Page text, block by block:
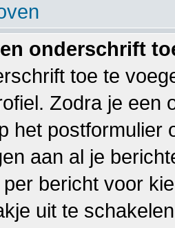
onderschrift
toe te
Zodra je
het postformulier
aan al je
bericht voor
uit te